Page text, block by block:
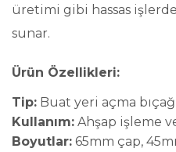
üretimi gibi hassas
sunar.
Ürün Özellikleri:
Tip: Buat yeri açma
Kullanım: Ahşap işleme
Boyutlar: 65mm çap,